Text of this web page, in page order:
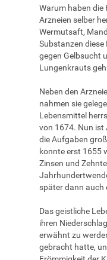
Warum haben die
Arzneien selber
Wermutsaft,
Substanzen
gegen Gelbsucht
Lungenkrauts
Neben den
nahmen sie
Lebensmittel
von 1674. Nun ist
die Aufgaben
konnte erst 1655
Zinsen und
später dann auch
Das geistliche
ihren
erwähnt zu
gebracht hatte,